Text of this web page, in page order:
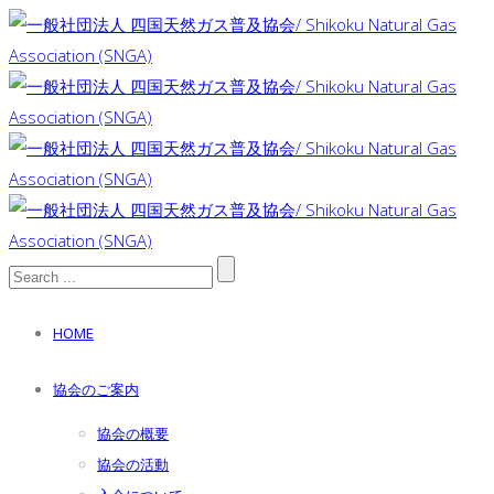
HOME
協会のご案内
協会の概要
協会の活動